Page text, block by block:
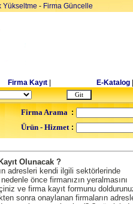
Yükseltme - Firma Güncelle
Firma Kayıt E-Katalog
Firma Arama :
Ürün - Hizmet :
Olunacak ?
adresleri kendi ilgili sektörlerinde
önce firmanızın yeralmasını
ve firma kayıt formunu
sonra onaylanan firmaların